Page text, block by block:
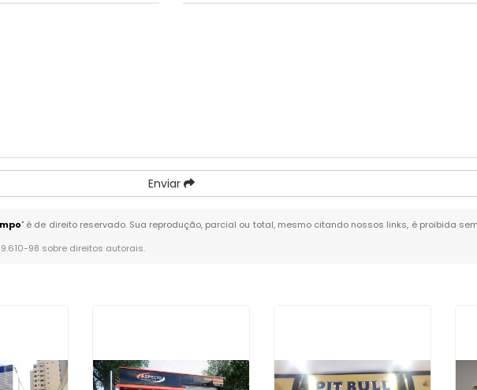
Enviar
" é de direito reservado. Sua reprodução, parcial ou total, mesmo citando nossos links, é proibida
9.610-98 sobre direitos autorais.